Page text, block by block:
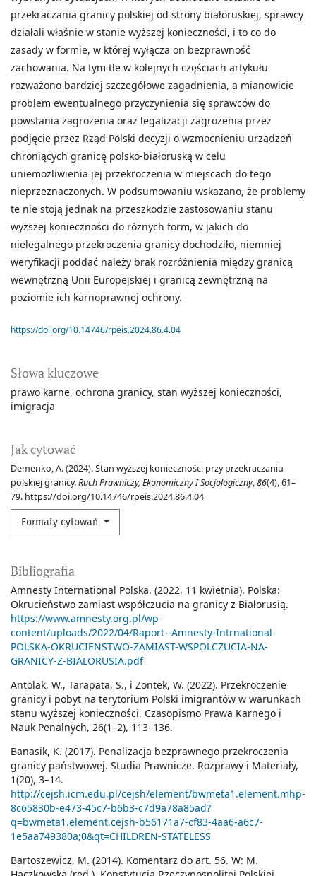
Słowa kluczowe
prawo karne ochrona granicy stan wyższej konieczności
imigracja
Jak cytować
Demenko, A. (2024). Stan wyższej konieczności przy przekraczaniu
polskiej granicy.Ruch Prawniczy, Ekonomiczny I Socjologiczny,86(4), 61–
79. https://doi.org/10.14746/rpeis.2024.86.4.04
Formaty cytowań
przekraczania granicy polskiej od strony białoruskiej, sprawcy
działali właśnie w stanie wyższej konieczności, i to co do
zasady w formie, w której wyłącza on bezprawność
zachowania. Na tym tle w kolejnych częściach artykułu
rozważono bardziej szczegółowe zagadnienia, a mianowicie
problem ewentualnego przyczynienia się sprawców do
powstania zagrożenia oraz legalizacji zagrożenia przez
podjęcie przez Rząd Polski decyzji o wzmocnieniu urządzeń
chroniących granicę polsko-białoruską w celu
uniemożliwienia jej przekroczenia w miejscach do tego
nieprzeznaczonych. W podsumowaniu wskazano, że problemy
te nie stoją jednak na przeszkodzie zastosowaniu stanu
wyższej konieczności do różnych form, w jakich do
nielegalnego przekroczenia granicy dochodziło, niemniej
weryfikacji poddać należy brak rozróżnienia między granicą
wewnętrzną Unii Europejskiej i granicą zewnętrzną na
poziomie ich karnoprawnej ochrony.
https://doi.org/10.14746/rpeis.2024.86.4.04
Bibliografia
Amnesty International Polska. (2022, 11 kwietnia). Polska:
Okrucieństwo zamiast współczucia na granicy z Białorusią.
https://www.amnesty.org.pl/wp-
content/uploads/2022/04/Raport--Amnesty-Intrnational-
POLSKA-OKRUCIENSTWO-ZAMIAST-WSPOLCZUCIA-NA-
GRANICY-Z-BIALORUSIA.pdf
Antolak, W., Tarapata, S., i Zontek, W. (2022). Przekroczenie
granicy i pobyt na terytorium Polski imigrantów w warunkach
stanu wyższej konieczności. Czasopismo Prawa Karnego i
Nauk Penalnych, 26(1–2), 113–136.
Banasik, K. (2017). Penalizacja bezprawnego przekroczenia
granicy państwowej. Studia Prawnicze. Rozprawy i Materiały,
1(20), 3–14.
http://cejsh.icm.edu.pl/cejsh/element/bwmeta1.element.mhp-
8c65830b-e473-45c7-b6b3-c7d9a78a85ad?
q=bwmeta1.element.cejsh-b56171a7-cf83-4aa6-a6c7-
1e5aa749380a;0&qt=CHILDREN-STATELESS
Bartoszewicz, M. (2014). Komentarz do art. 56. W: M.